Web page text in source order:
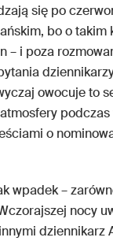
się po
bo o takim
– i poza
owocuje to
o
wpadek –
nocy
dziennikarz